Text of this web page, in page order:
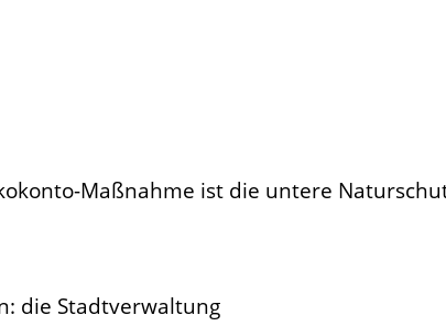
Maßnahme ist die untere
die Stadtverwaltung